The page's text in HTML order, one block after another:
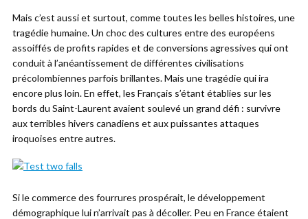
Mais c’est aussi et surtout, comme toutes les belles histoires, une
tragédie humaine. Un choc des cultures entre des européens
assoiffés de profits rapides et de conversions agressives qui ont
conduit à l’anéantissement de différentes civilisations
précolombiennes parfois brillantes. Mais une tragédie qui ira
encore plus loin. En effet, les Français s’étant établies sur les
bords du Saint-Laurent avaient soulevé un grand défi : survivre
aux terribles hivers canadiens et aux puissantes attaques
iroquoises entre autres.
Si le commerce des fourrures prospérait, le développement
démographique lui n’arrivait pas à décoller. Peu en France étaient